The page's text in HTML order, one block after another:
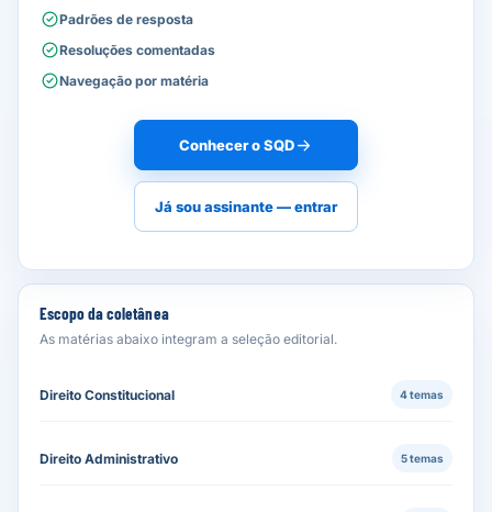
Escopo da coletânea
As matérias abaixo integram a seleção editorial.
Direito Constitucional 4 temas
Direito Administrativo 5 temas
Padrões de resposta
Resoluções comentadas
Navegação por matéria
Conhecer o SQD
Já sou assinante — entrar